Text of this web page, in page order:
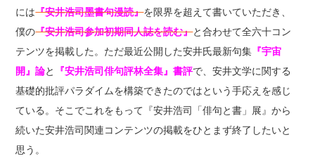
には『安井浩司墨書句漫読』を限界を超えて書いていただき、
僕の『安井浩司参加初期同人誌を読む』と合わせて全六十コン
テンツを掲載した。ただ最近公開した安井氏最新句集 『宇宙
開』論と 『安井浩司俳句評林全集』書評で、安井文学に関する
基礎的批評パラダイムを構築できたのではという手応えを感じ
ている。そこでこれをもって『安井浩司「俳句と書」展』から
続いた安井浩司関連コンテンツの掲載をひとまず終了したいと
思う。